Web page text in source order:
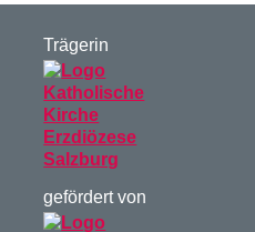
Trägerin
gefördert von